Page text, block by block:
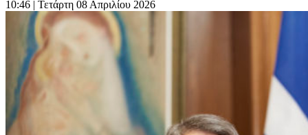
10:46 | Τετάρτη 08 Απριλίου 2026